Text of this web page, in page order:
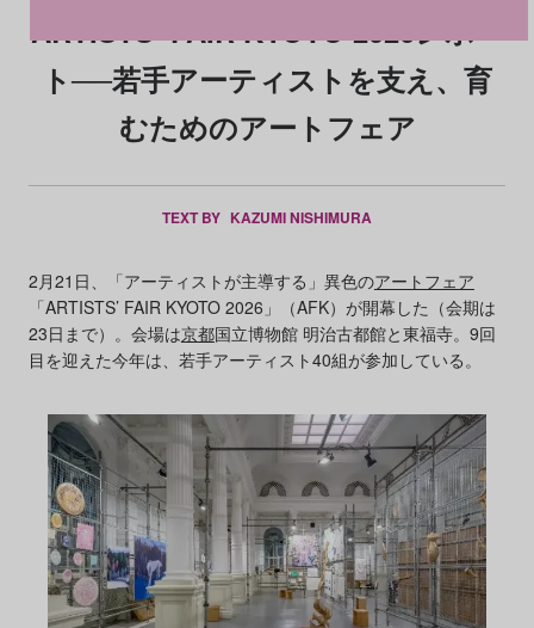
ARTISTS’ FAIR KYOTO 2026レポー
ト──若手アーティストを支え、育
むためのアートフェア
TEXT BY KAZUMI NISHIMURA
2月21日、「アーティストが主導する」異色のアートフェア
「ARTISTS’ FAIR KYOTO 2026」（AFK）が開幕した（会期は
23日まで）。会場は京都国立博物館 明治古都館と東福寺。9回
目を迎えた今年は、若手アーティスト40組が参加している。